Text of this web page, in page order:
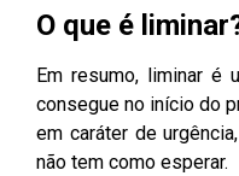
O que é
Em resumo, liminar é
consegue no início do
em caráter de
não tem como esperar.